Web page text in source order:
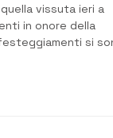
vissuta ieri a
in onore della
si
si è svolto uno